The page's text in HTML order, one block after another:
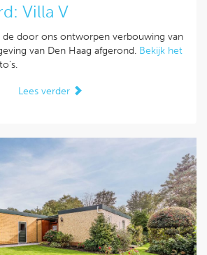
Villa V
de door ons ontworpen verbouwing van
van Den Haag afgerond. Bekijk het
Lees verder